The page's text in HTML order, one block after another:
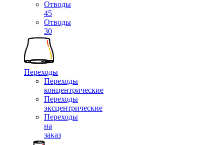
Отводы
45
Отводы
30
Переходы
Переходы
концентрические
Переходы
эксцентрические
Переходы
на
заказ